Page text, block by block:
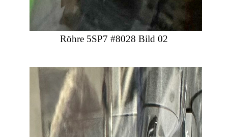
Röhre 5SP7 #8028 Bild 02